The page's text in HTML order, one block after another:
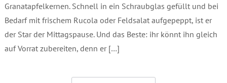
Granatapfelkernen. Schnell in ein Schraubglas gefüllt und bei
Bedarf mit frischem Rucola oder Feldsalat aufgepeppt, ist er
der Star der Mittagspause. Und das Beste: ihr könnt ihn gleich
auf Vorrat zubereiten, denn er […]